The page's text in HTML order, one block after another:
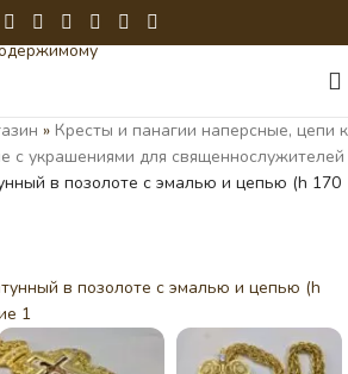
» Кресты и панагии наперсные, цепи к
с украшениями для священнослужителей
в позолоте с эмалью и цепью (h 170